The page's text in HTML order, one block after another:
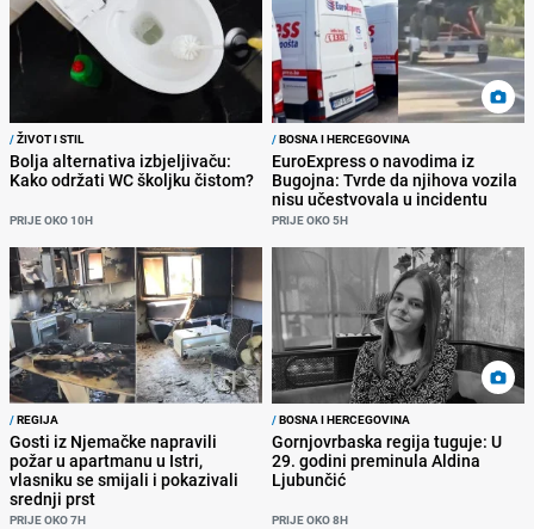
/ŽIVOT I STIL
Bolja alternativa izbjeljivaču:
Kako održati WC školjku čistom?
PRIJE OKO 10H
/BOSNA I HERCEGOVINA
EuroExpress o navodima iz
Bugojna: Tvrde da njihova vozila
nisu učestvovala u incidentu
PRIJE OKO 5H
/REGIJA
Gosti iz Njemačke napravili
požar u apartmanu u Istri,
vlasniku se smijali i pokazivali
srednji prst
PRIJE OKO 7H
/BOSNA I HERCEGOVINA
Gornjovrbaska regija tuguje: U
29. godini preminula Aldina
Ljubunčić
PRIJE OKO 8H